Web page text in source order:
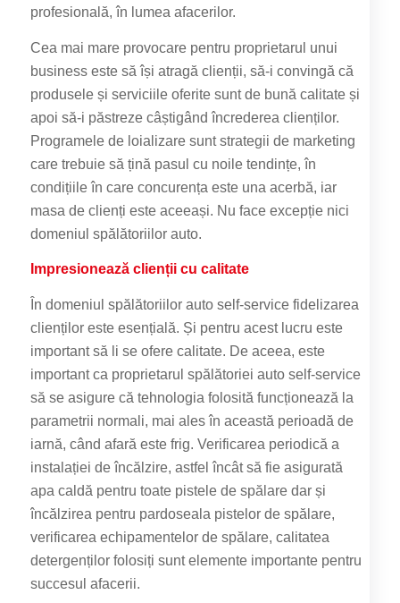
profesională, în lumea afacerilor.
Cea mai mare provocare pentru proprietarul unui
business este să își atragă clienții, să-i convingă că
produsele și serviciile oferite sunt de bună calitate și
apoi să-i păstreze câștigând încrederea clienților.
Programele de loializare sunt strategii de marketing
care trebuie să țină pasul cu noile tendințe, în
condițiile în care concurența este una acerbă, iar
masa de clienți este aceeași. Nu face excepție nici
domeniul spălătoriilor auto.
Impresionează clienții cu calitate
În domeniul spălătoriilor auto self-service fidelizarea
clienților este esențială. Și pentru acest lucru este
important să li se ofere calitate. De aceea, este
important ca proprietarul spălătoriei auto self-service
să se asigure că tehnologia folosită funcționează la
parametrii normali, mai ales în această perioadă de
iarnă, când afară este frig. Verificarea periodică a
instalației de încălzire, astfel încât să fie asigurată
apa caldă pentru toate pistele de spălare dar și
încălzirea pentru pardoseala pistelor de spălare,
verificarea echipamentelor de spălare, calitatea
detergenților folosiți sunt elemente importante pentru
succesul afacerii.